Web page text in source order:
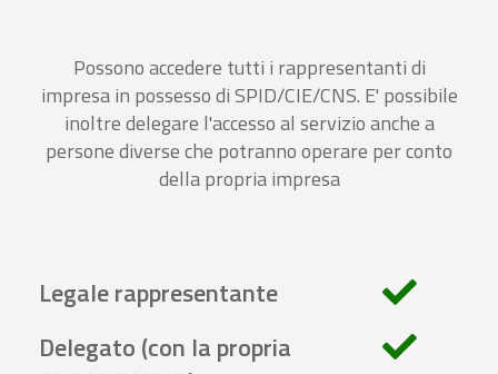
Possono accedere tutti i rappresentanti di
impresa in possesso di SPID/CIE/CNS. E' possibile
inoltre delegare l'accesso al servizio anche a
persone diverse che potranno operare per conto
della propria impresa
Legale rappresentante
Delegato (con la propria